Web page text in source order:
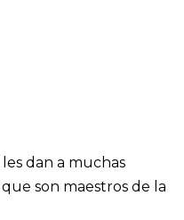
dan a muchas
son maestros de la